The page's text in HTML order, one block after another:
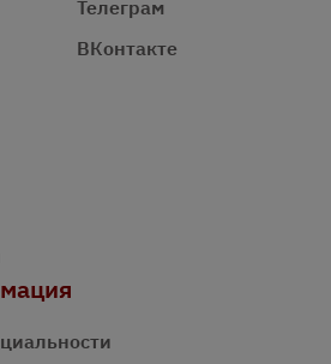
Телеграм
ВКонтакте